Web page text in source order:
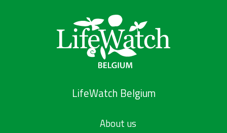
LifeWatch Belgium
About us